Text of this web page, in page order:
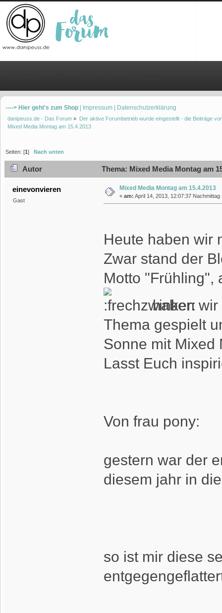
----> Hier geht's zum Shop | Impressum | Datenschutzerklärung
danipeuss.de - Das Forum » Der aktive Forumbetrieb wurde eingestellt - die Beiträge
Mixed Media Montag am 15.4.2013
Seiten: [1] Nach unten
Autor Thema: Mixed Media Montag am
einevonvieren
Gast
Mixed Media Montag am 15.4.2013
« am: April 14, 2013, 12:07:37 Nachmittag
Heute haben wir
Zwar stand der
Motto "Frühling",
haben wir
Thema gespielt
Sonne mit Mixed
Lasst Euch
Von frau pony:
gestern war der
diesem jahr in
so ist mir diese